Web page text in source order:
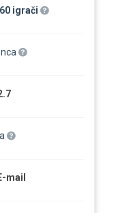
60 igrači
mail